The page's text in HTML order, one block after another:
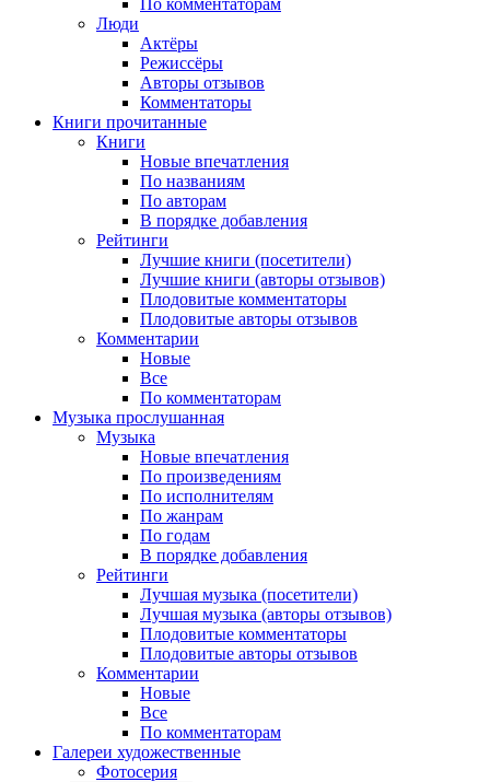
Люди
Актёры
Режиссёры
Авторы отзывов
Комментаторы
Книги прочитанные
Книги
Новые впечатления
По названиям
По авторам
В порядке добавления
Рейтинги
Лучшие книги (посетители)
Лучшие книги (авторы отзывов)
Плодовитые комментаторы
Плодовитые авторы отзывов
Комментарии
Новые
Все
По комментаторам
Музыка прослушанная
Музыка
Новые впечатления
По произведениям
По исполнителям
По жанрам
По годам
В порядке добавления
Рейтинги
Лучшая музыка (посетители)
Лучшая музыка (авторы отзывов)
Плодовитые комментаторы
Плодовитые авторы отзывов
Комментарии
Новые
Все
По комментаторам
Галереи художественные
Фотосерия